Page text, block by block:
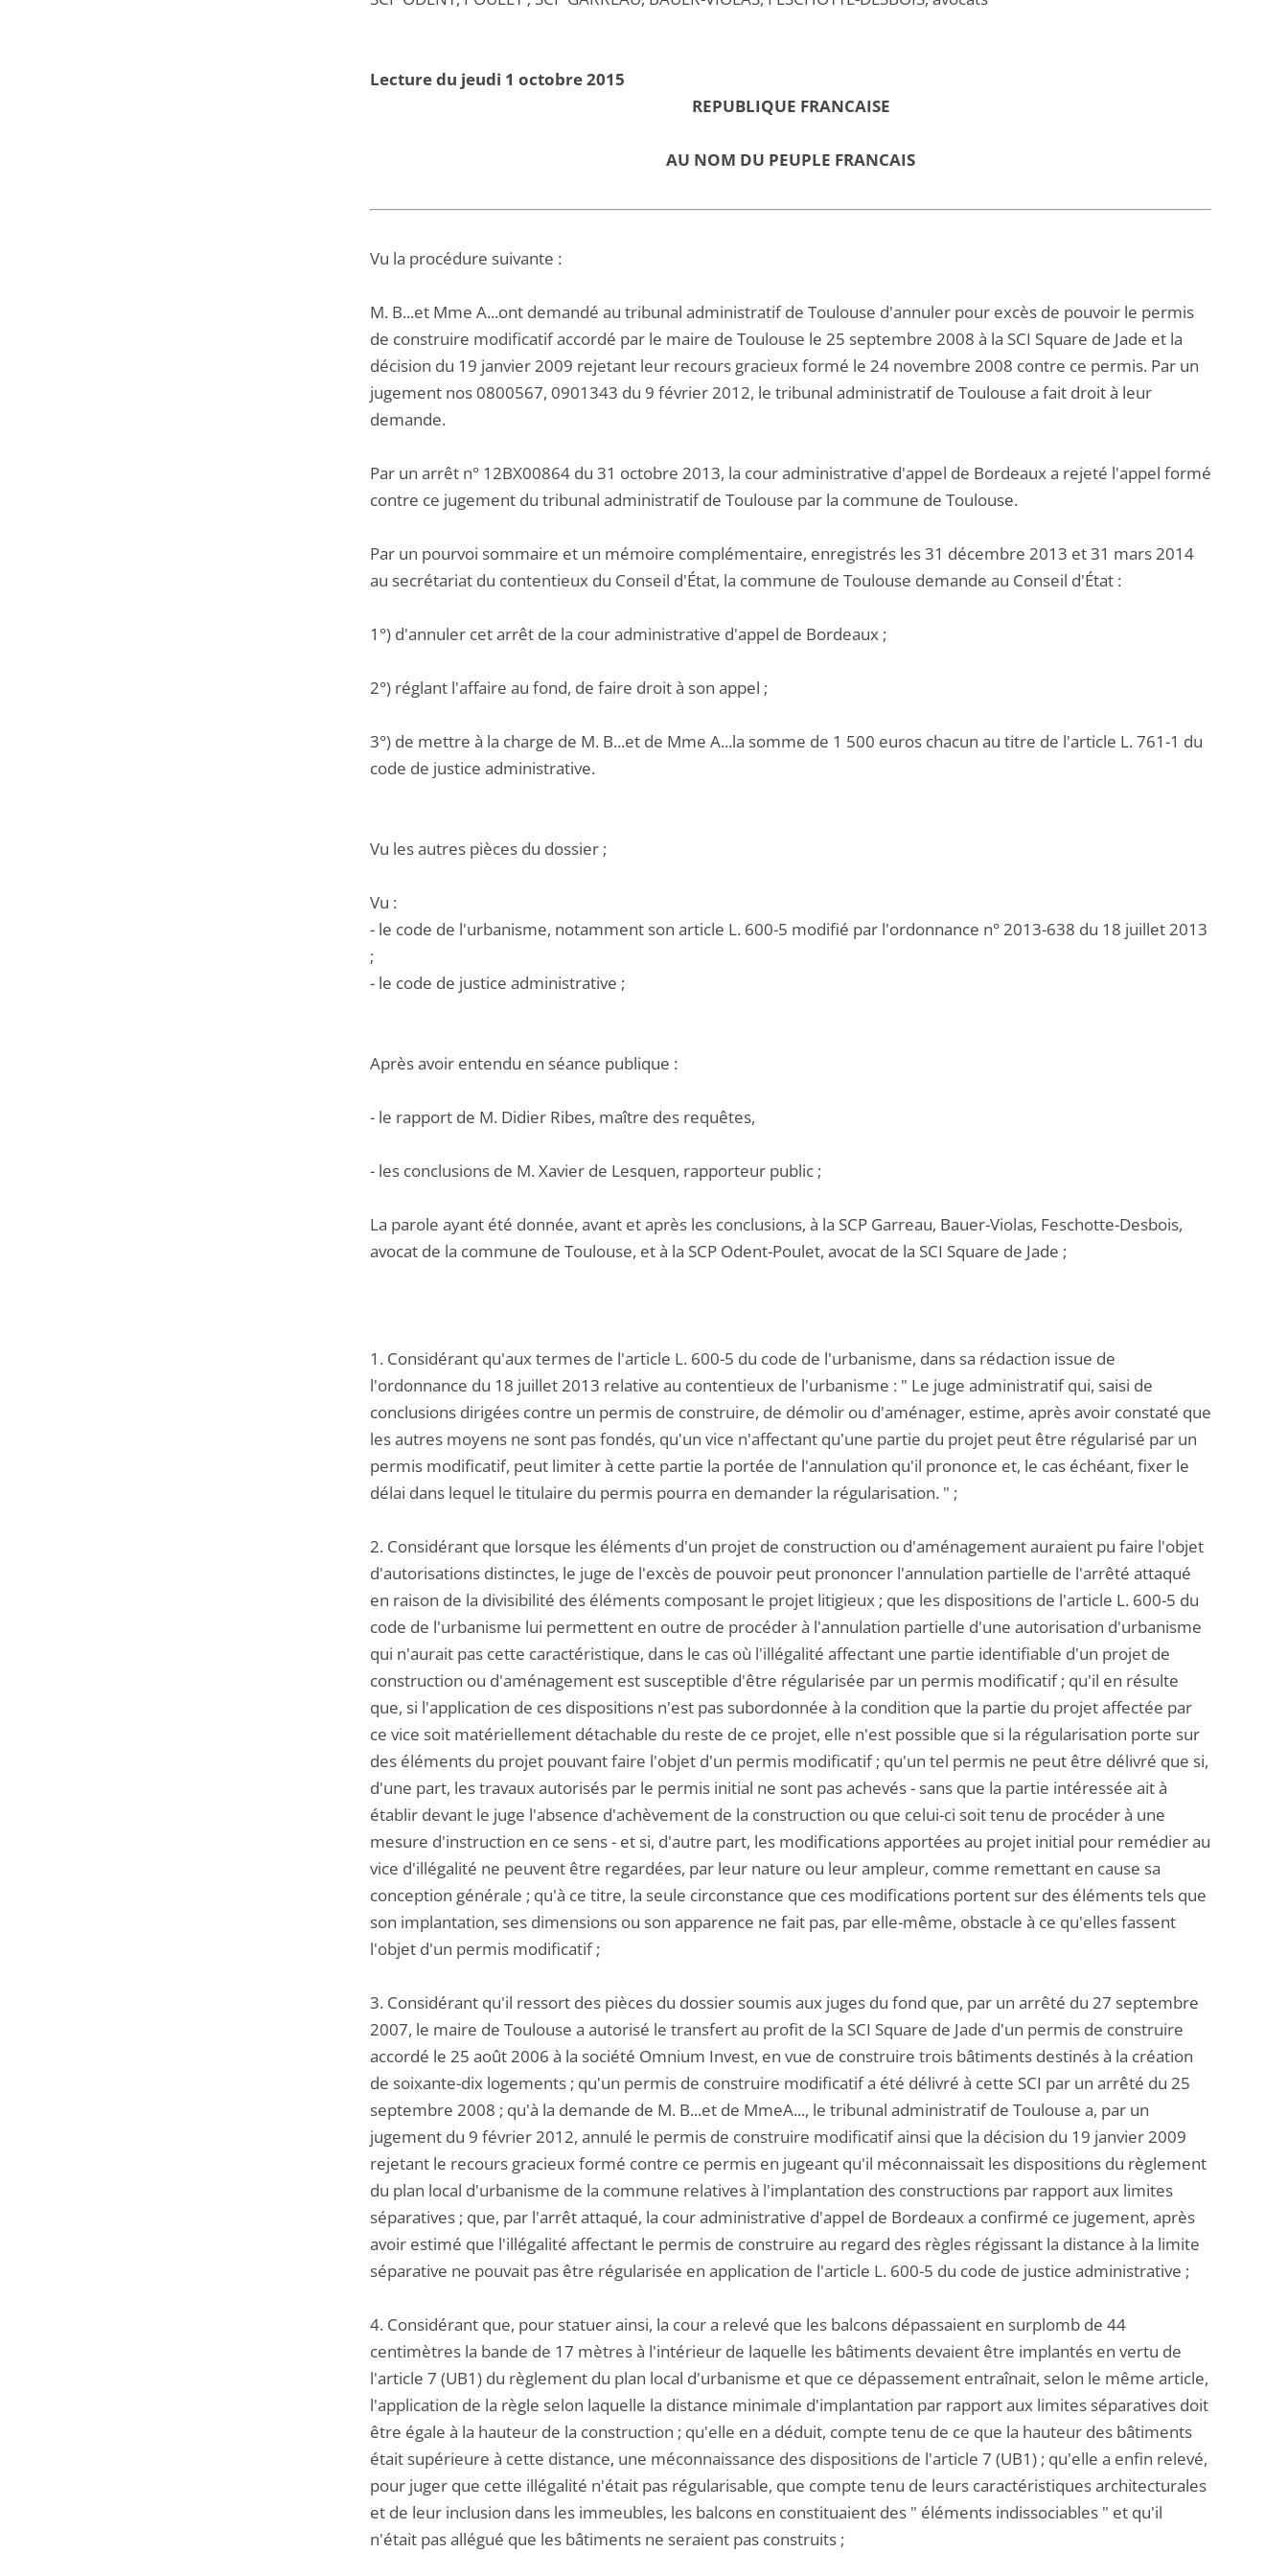
Lecture du jeudi 1 octobre 2015
REPUBLIQUE FRANCAISE
AU NOM DU PEUPLE FRANCAIS
Vu la procédure suivante :
M. B...et Mme A...ont demandé au tribunal administratif de Toulouse d'annuler pour excès de pouvoir le permis
de construire modificatif accordé par le maire de Toulouse le 25 septembre 2008 à la SCI Square de Jade et la
décision du 19 janvier 2009 rejetant leur recours gracieux formé le 24 novembre 2008 contre ce permis. Par un
jugement nos 0800567, 0901343 du 9 février 2012, le tribunal administratif de Toulouse a fait droit à leur
demande.
Par un arrêt n° 12BX00864 du 31 octobre 2013, la cour administrative d'appel de Bordeaux a rejeté l'appel formé
contre ce jugement du tribunal administratif de Toulouse par la commune de Toulouse.
Par un pourvoi sommaire et un mémoire complémentaire, enregistrés les 31 décembre 2013 et 31 mars 2014
au secrétariat du contentieux du Conseil d'État, la commune de Toulouse demande au Conseil d'État :
1°) d'annuler cet arrêt de la cour administrative d'appel de Bordeaux ;
2°) réglant l'affaire au fond, de faire droit à son appel ;
3°) de mettre à la charge de M. B...et de Mme A...la somme de 1 500 euros chacun au titre de l'article L. 761-1 du
code de justice administrative.
Vu les autres pièces du dossier ;
Vu :
- le code de l'urbanisme, notamment son article L. 600-5 modifié par l'ordonnance n° 2013-638 du 18 juillet 2013
;
- le code de justice administrative ;
Après avoir entendu en séance publique :
- le rapport de M. Didier Ribes, maître des requêtes,
- les conclusions de M. Xavier de Lesquen, rapporteur public ;
La parole ayant été donnée, avant et après les conclusions, à la SCP Garreau, Bauer-Violas, Feschotte-Desbois,
avocat de la commune de Toulouse, et à la SCP Odent-Poulet, avocat de la SCI Square de Jade ;
1. Considérant qu'aux termes de l'article L. 600-5 du code de l'urbanisme, dans sa rédaction issue de
l'ordonnance du 18 juillet 2013 relative au contentieux de l'urbanisme : " Le juge administratif qui, saisi de
conclusions dirigées contre un permis de construire, de démolir ou d'aménager, estime, après avoir constaté que
les autres moyens ne sont pas fondés, qu'un vice n'affectant qu'une partie du projet peut être régularisé par un
permis modificatif, peut limiter à cette partie la portée de l'annulation qu'il prononce et, le cas échéant, fixer le
délai dans lequel le titulaire du permis pourra en demander la régularisation. " ;
2. Considérant que lorsque les éléments d'un projet de construction ou d'aménagement auraient pu faire l'objet
d'autorisations distinctes, le juge de l'excès de pouvoir peut prononcer l'annulation partielle de l'arrêté attaqué
en raison de la divisibilité des éléments composant le projet litigieux ; que les dispositions de l'article L. 600-5 du
code de l'urbanisme lui permettent en outre de procéder à l'annulation partielle d'une autorisation d'urbanisme
qui n'aurait pas cette caractéristique, dans le cas où l'illégalité affectant une partie identifiable d'un projet de
construction ou d'aménagement est susceptible d'être régularisée par un permis modificatif ; qu'il en résulte
que, si l'application de ces dispositions n'est pas subordonnée à la condition que la partie du projet affectée par
ce vice soit matériellement détachable du reste de ce projet, elle n'est possible que si la régularisation porte sur
des éléments du projet pouvant faire l'objet d'un permis modificatif ; qu'un tel permis ne peut être délivré que si,
d'une part, les travaux autorisés par le permis initial ne sont pas achevés - sans que la partie intéressée ait à
établir devant le juge l'absence d'achèvement de la construction ou que celui-ci soit tenu de procéder à une
mesure d'instruction en ce sens - et si, d'autre part, les modifications apportées au projet initial pour remédier au
vice d'illégalité ne peuvent être regardées, par leur nature ou leur ampleur, comme remettant en cause sa
conception générale ; qu'à ce titre, la seule circonstance que ces modifications portent sur des éléments tels que
son implantation, ses dimensions ou son apparence ne fait pas, par elle-même, obstacle à ce qu'elles fassent
l'objet d'un permis modificatif ;
3. Considérant qu'il ressort des pièces du dossier soumis aux juges du fond que, par un arrêté du 27 septembre
2007, le maire de Toulouse a autorisé le transfert au profit de la SCI Square de Jade d'un permis de construire
accordé le 25 août 2006 à la société Omnium Invest, en vue de construire trois bâtiments destinés à la création
de soixante-dix logements ; qu'un permis de construire modificatif a été délivré à cette SCI par un arrêté du 25
septembre 2008 ; qu'à la demande de M. B...et de MmeA..., le tribunal administratif de Toulouse a, par un
jugement du 9 février 2012, annulé le permis de construire modificatif ainsi que la décision du 19 janvier 2009
rejetant le recours gracieux formé contre ce permis en jugeant qu'il méconnaissait les dispositions du règlement
du plan local d'urbanisme de la commune relatives à l'implantation des constructions par rapport aux limites
séparatives ; que, par l'arrêt attaqué, la cour administrative d'appel de Bordeaux a confirmé ce jugement, après
avoir estimé que l'illégalité affectant le permis de construire au regard des règles régissant la distance à la limite
séparative ne pouvait pas être régularisée en application de l'article L. 600-5 du code de justice administrative ;
4. Considérant que, pour statuer ainsi, la cour a relevé que les balcons dépassaient en surplomb de 44
centimètres la bande de 17 mètres à l'intérieur de laquelle les bâtiments devaient être implantés en vertu de
l'article 7 (UB1) du règlement du plan local d'urbanisme et que ce dépassement entraînait, selon le même article,
l'application de la règle selon laquelle la distance minimale d'implantation par rapport aux limites séparatives doit
être égale à la hauteur de la construction ; qu'elle en a déduit, compte tenu de ce que la hauteur des bâtiments
était supérieure à cette distance, une méconnaissance des dispositions de l'article 7 (UB1) ; qu'elle a enfin relevé,
pour juger que cette illégalité n'était pas régularisable, que compte tenu de leurs caractéristiques architecturales
et de leur inclusion dans les immeubles, les balcons en constituaient des " éléments indissociables " et qu'il
n'était pas allégué que les bâtiments ne seraient pas construits ;